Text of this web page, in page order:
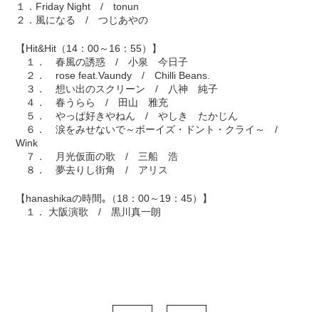
１．Friday Night / tonun
２．風になる / つじあやの
【Hit&Hit（14：00～16：55）】
１． 春風の誘惑 / 小泉 今日子
２． rose feat.Vaundy / Chilli Beans.
３． 想い出のスクリーン / 八神 純子
４． 春うらら / 田山 雅充
５． やっぱ好きやねん / やしき たかじん
６． 涙をみせないで～ボーイズ・ドント・クライ～ /
Wink
７． 月光仮面の歌 / 三船 浩
８． 夢去りし街角 / アリス
【hanashikaの時間｡（18：00～19：45）】
１． 大阪演歌 / 黒川真一朗